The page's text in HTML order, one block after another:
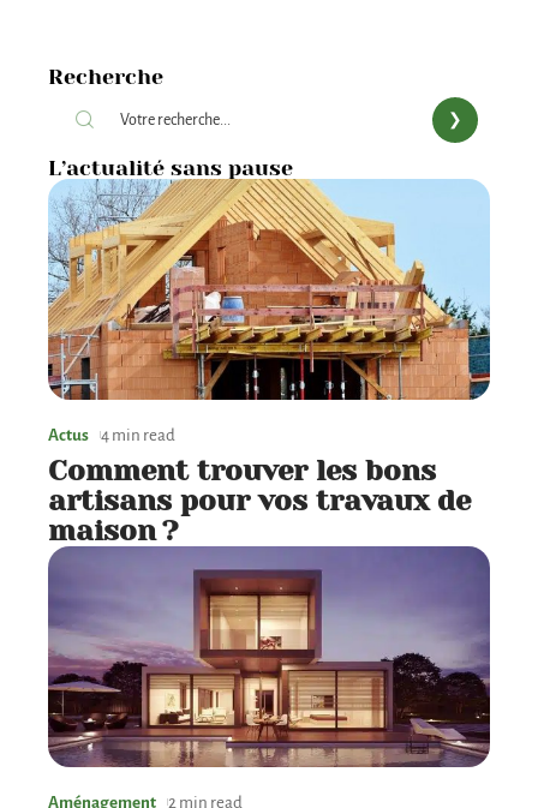
Recherche
L’actualité sans pause
Actus 4 min read
Comment trouver les bons
artisans pour vos travaux de
maison ?
Aménagement 2 min read